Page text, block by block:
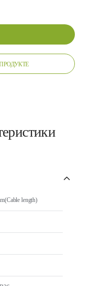
length)